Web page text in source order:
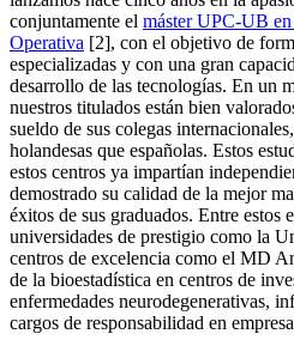
conjuntamente el máster UPC-UB
Operativa [2], con el objetivo de
especializadas y con una gran
desarrollo de las tecnologías. En un
nuestros titulados están bien
sueldo de sus colegas
holandesas que españolas. Estos
estos centros ya impartían
demostrado su calidad de la mejor
éxitos de sus graduados. Entre estos
universidades de prestigio como la
centros de excelencia como el MD
de la bioestadística en centros de
enfermedades neurodegenerativas,
cargos de responsabilidad en